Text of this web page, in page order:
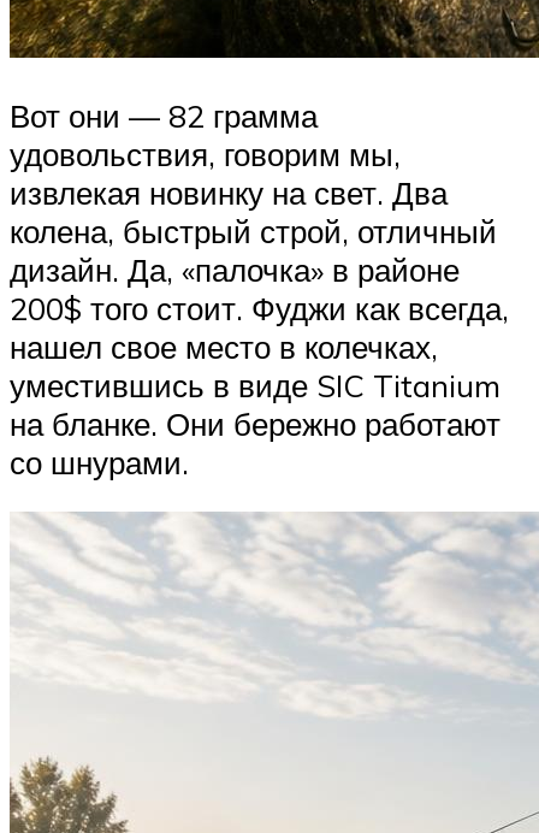
Вот они — 82 грамма
удовольствия, говорим мы,
извлекая новинку на свет. Два
колена, быстрый строй, отличный
дизайн. Да, «палочка» в районе
200$ того стоит. Фуджи как всегда,
нашел свое место в колечках,
уместившись в виде SIC Titanium
на бланке. Они бережно работают
со шнурами.